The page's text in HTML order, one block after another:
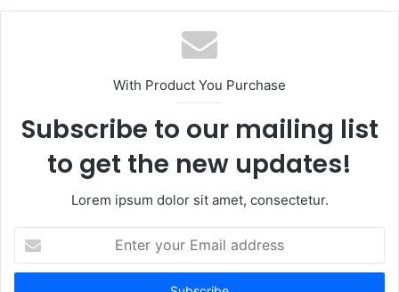
With Product You Purchase
Subscribe to our mailing list
to get the new updates!
Lorem ipsum dolor sit amet, consectetur.
Enter
your
Email